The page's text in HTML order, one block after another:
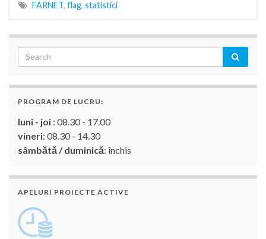
FARNET, flag, statistici
PROGRAM DE LUCRU:
luni - joi : 08.30 - 17.00
vineri: 08.30 - 14.30
sâmbătă / duminică: închis
APELURI PROIECTE ACTIVE